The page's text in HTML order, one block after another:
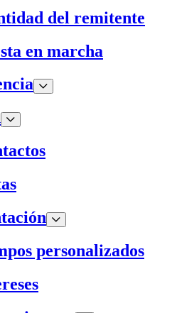
del remitente
en marcha
personalizados